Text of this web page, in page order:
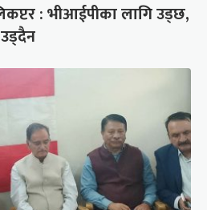
: भीआईपीका लागि उड्छ,